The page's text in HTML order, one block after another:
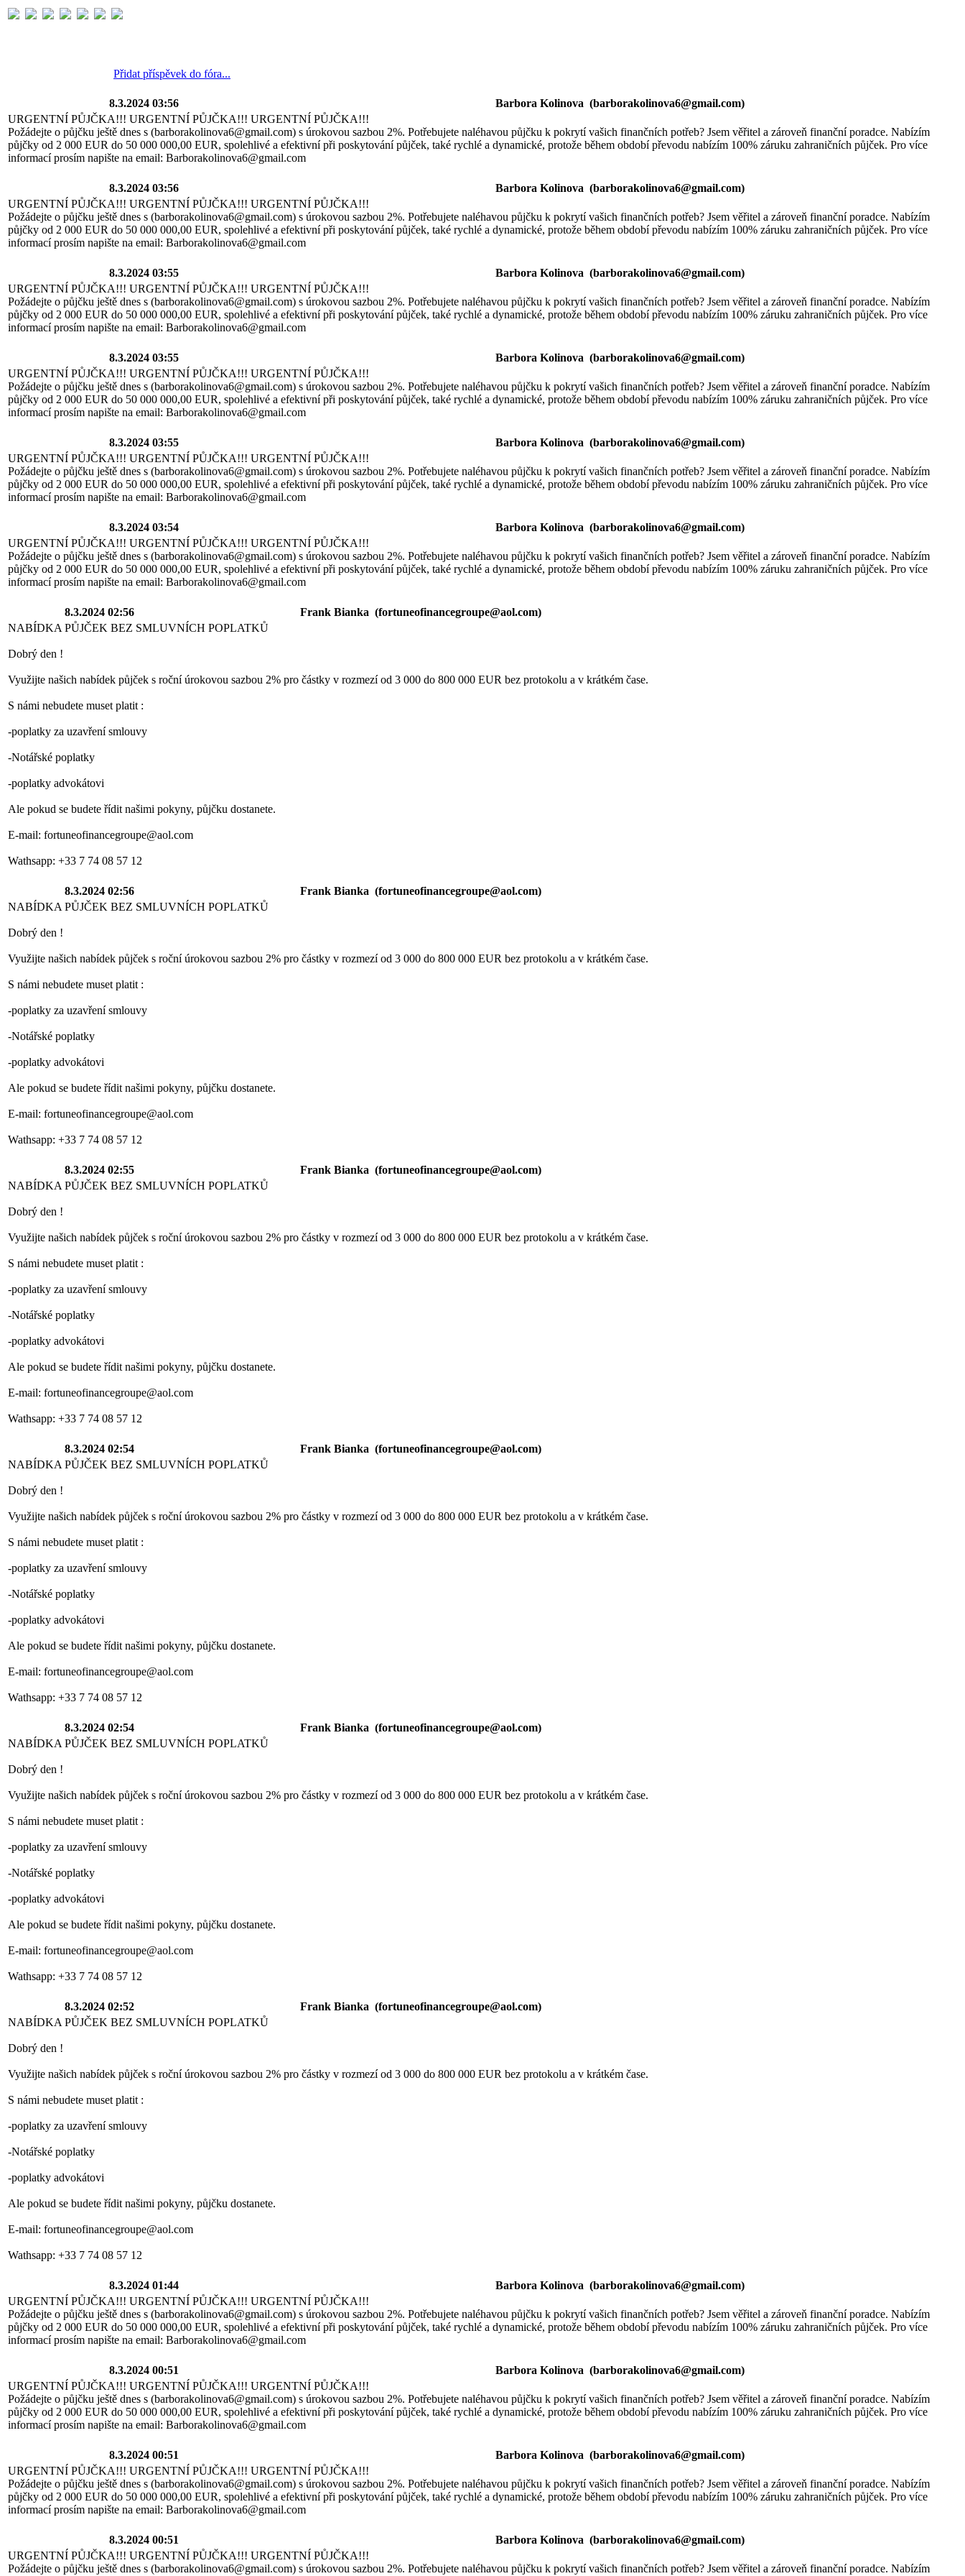
Přidat příspěvek do fóra...
8.3.2024 03:56 Barbora Kolinova (barborakolinova6@gmail.com)
URGENTNÍ PŮJČKA!!! URGENTNÍ PŮJČKA!!! URGENTNÍ PŮJČKA!!!
Požádejte o půjčku ještě dnes s (barborakolinova6@gmail.com) s úrokovou sazbou 2%. Potřebujete naléhavou půjčku k pokrytí vašich finančních potřeb? Jsem věřitel a zároveň finanční poradce. Nabízím
půjčky od 2 000 EUR do 50 000 000,00 EUR, spolehlivé a efektivní při poskytování půjček, také rychlé a dynamické, protože během období převodu nabízím 100% záruku zahraničních půjček. Pro více
informací prosím napište na email: Barborakolinova6@gmail.com
8.3.2024 03:56 Barbora Kolinova (barborakolinova6@gmail.com)
URGENTNÍ PŮJČKA!!! URGENTNÍ PŮJČKA!!! URGENTNÍ PŮJČKA!!!
Požádejte o půjčku ještě dnes s (barborakolinova6@gmail.com) s úrokovou sazbou 2%. Potřebujete naléhavou půjčku k pokrytí vašich finančních potřeb? Jsem věřitel a zároveň finanční poradce. Nabízím
půjčky od 2 000 EUR do 50 000 000,00 EUR, spolehlivé a efektivní při poskytování půjček, také rychlé a dynamické, protože během období převodu nabízím 100% záruku zahraničních půjček. Pro více
informací prosím napište na email: Barborakolinova6@gmail.com
8.3.2024 03:55 Barbora Kolinova (barborakolinova6@gmail.com)
URGENTNÍ PŮJČKA!!! URGENTNÍ PŮJČKA!!! URGENTNÍ PŮJČKA!!!
Požádejte o půjčku ještě dnes s (barborakolinova6@gmail.com) s úrokovou sazbou 2%. Potřebujete naléhavou půjčku k pokrytí vašich finančních potřeb? Jsem věřitel a zároveň finanční poradce. Nabízím
půjčky od 2 000 EUR do 50 000 000,00 EUR, spolehlivé a efektivní při poskytování půjček, také rychlé a dynamické, protože během období převodu nabízím 100% záruku zahraničních půjček. Pro více
informací prosím napište na email: Barborakolinova6@gmail.com
8.3.2024 03:55 Barbora Kolinova (barborakolinova6@gmail.com)
URGENTNÍ PŮJČKA!!! URGENTNÍ PŮJČKA!!! URGENTNÍ PŮJČKA!!!
Požádejte o půjčku ještě dnes s (barborakolinova6@gmail.com) s úrokovou sazbou 2%. Potřebujete naléhavou půjčku k pokrytí vašich finančních potřeb? Jsem věřitel a zároveň finanční poradce. Nabízím
půjčky od 2 000 EUR do 50 000 000,00 EUR, spolehlivé a efektivní při poskytování půjček, také rychlé a dynamické, protože během období převodu nabízím 100% záruku zahraničních půjček. Pro více
informací prosím napište na email: Barborakolinova6@gmail.com
8.3.2024 03:55 Barbora Kolinova (barborakolinova6@gmail.com)
URGENTNÍ PŮJČKA!!! URGENTNÍ PŮJČKA!!! URGENTNÍ PŮJČKA!!!
Požádejte o půjčku ještě dnes s (barborakolinova6@gmail.com) s úrokovou sazbou 2%. Potřebujete naléhavou půjčku k pokrytí vašich finančních potřeb? Jsem věřitel a zároveň finanční poradce. Nabízím
půjčky od 2 000 EUR do 50 000 000,00 EUR, spolehlivé a efektivní při poskytování půjček, také rychlé a dynamické, protože během období převodu nabízím 100% záruku zahraničních půjček. Pro více
informací prosím napište na email: Barborakolinova6@gmail.com
8.3.2024 03:54 Barbora Kolinova (barborakolinova6@gmail.com)
URGENTNÍ PŮJČKA!!! URGENTNÍ PŮJČKA!!! URGENTNÍ PŮJČKA!!!
Požádejte o půjčku ještě dnes s (barborakolinova6@gmail.com) s úrokovou sazbou 2%. Potřebujete naléhavou půjčku k pokrytí vašich finančních potřeb? Jsem věřitel a zároveň finanční poradce. Nabízím
půjčky od 2 000 EUR do 50 000 000,00 EUR, spolehlivé a efektivní při poskytování půjček, také rychlé a dynamické, protože během období převodu nabízím 100% záruku zahraničních půjček. Pro více
informací prosím napište na email: Barborakolinova6@gmail.com
8.3.2024 02:56 Frank Bianka (fortuneofinancegroupe@aol.com)
NABÍDKA PŮJČEK BEZ SMLUVNÍCH POPLATKŮ
Dobrý den !
Využijte našich nabídek půjček s roční úrokovou sazbou 2% pro částky v rozmezí od 3 000 do 800 000 EUR bez protokolu a v krátkém čase.
S námi nebudete muset platit :
-poplatky za uzavření smlouvy
-Notářské poplatky
-poplatky advokátovi
Ale pokud se budete řídit našimi pokyny, půjčku dostanete.
E-mail: fortuneofinancegroupe@aol.com
Wathsapp: +33 7 74 08 57 12
8.3.2024 02:56 Frank Bianka (fortuneofinancegroupe@aol.com)
NABÍDKA PŮJČEK BEZ SMLUVNÍCH POPLATKŮ
Dobrý den !
Využijte našich nabídek půjček s roční úrokovou sazbou 2% pro částky v rozmezí od 3 000 do 800 000 EUR bez protokolu a v krátkém čase.
S námi nebudete muset platit :
-poplatky za uzavření smlouvy
-Notářské poplatky
-poplatky advokátovi
Ale pokud se budete řídit našimi pokyny, půjčku dostanete.
E-mail: fortuneofinancegroupe@aol.com
Wathsapp: +33 7 74 08 57 12
8.3.2024 02:55 Frank Bianka (fortuneofinancegroupe@aol.com)
NABÍDKA PŮJČEK BEZ SMLUVNÍCH POPLATKŮ
Dobrý den !
Využijte našich nabídek půjček s roční úrokovou sazbou 2% pro částky v rozmezí od 3 000 do 800 000 EUR bez protokolu a v krátkém čase.
S námi nebudete muset platit :
-poplatky za uzavření smlouvy
-Notářské poplatky
-poplatky advokátovi
Ale pokud se budete řídit našimi pokyny, půjčku dostanete.
E-mail: fortuneofinancegroupe@aol.com
Wathsapp: +33 7 74 08 57 12
8.3.2024 02:54 Frank Bianka (fortuneofinancegroupe@aol.com)
NABÍDKA PŮJČEK BEZ SMLUVNÍCH POPLATKŮ
Dobrý den !
Využijte našich nabídek půjček s roční úrokovou sazbou 2% pro částky v rozmezí od 3 000 do 800 000 EUR bez protokolu a v krátkém čase.
S námi nebudete muset platit :
-poplatky za uzavření smlouvy
-Notářské poplatky
-poplatky advokátovi
Ale pokud se budete řídit našimi pokyny, půjčku dostanete.
E-mail: fortuneofinancegroupe@aol.com
Wathsapp: +33 7 74 08 57 12
8.3.2024 02:54 Frank Bianka (fortuneofinancegroupe@aol.com)
NABÍDKA PŮJČEK BEZ SMLUVNÍCH POPLATKŮ
Dobrý den !
Využijte našich nabídek půjček s roční úrokovou sazbou 2% pro částky v rozmezí od 3 000 do 800 000 EUR bez protokolu a v krátkém čase.
S námi nebudete muset platit :
-poplatky za uzavření smlouvy
-Notářské poplatky
-poplatky advokátovi
Ale pokud se budete řídit našimi pokyny, půjčku dostanete.
E-mail: fortuneofinancegroupe@aol.com
Wathsapp: +33 7 74 08 57 12
8.3.2024 02:52 Frank Bianka (fortuneofinancegroupe@aol.com)
NABÍDKA PŮJČEK BEZ SMLUVNÍCH POPLATKŮ
Dobrý den !
Využijte našich nabídek půjček s roční úrokovou sazbou 2% pro částky v rozmezí od 3 000 do 800 000 EUR bez protokolu a v krátkém čase.
S námi nebudete muset platit :
-poplatky za uzavření smlouvy
-Notářské poplatky
-poplatky advokátovi
Ale pokud se budete řídit našimi pokyny, půjčku dostanete.
E-mail: fortuneofinancegroupe@aol.com
Wathsapp: +33 7 74 08 57 12
8.3.2024 01:44 Barbora Kolinova (barborakolinova6@gmail.com)
URGENTNÍ PŮJČKA!!! URGENTNÍ PŮJČKA!!! URGENTNÍ PŮJČKA!!!
Požádejte o půjčku ještě dnes s (barborakolinova6@gmail.com) s úrokovou sazbou 2%. Potřebujete naléhavou půjčku k pokrytí vašich finančních potřeb? Jsem věřitel a zároveň finanční poradce. Nabízím
půjčky od 2 000 EUR do 50 000 000,00 EUR, spolehlivé a efektivní při poskytování půjček, také rychlé a dynamické, protože během období převodu nabízím 100% záruku zahraničních půjček. Pro více
informací prosím napište na email: Barborakolinova6@gmail.com
8.3.2024 00:51 Barbora Kolinova (barborakolinova6@gmail.com)
URGENTNÍ PŮJČKA!!! URGENTNÍ PŮJČKA!!! URGENTNÍ PŮJČKA!!!
Požádejte o půjčku ještě dnes s (barborakolinova6@gmail.com) s úrokovou sazbou 2%. Potřebujete naléhavou půjčku k pokrytí vašich finančních potřeb? Jsem věřitel a zároveň finanční poradce. Nabízím
půjčky od 2 000 EUR do 50 000 000,00 EUR, spolehlivé a efektivní při poskytování půjček, také rychlé a dynamické, protože během období převodu nabízím 100% záruku zahraničních půjček. Pro více
informací prosím napište na email: Barborakolinova6@gmail.com
8.3.2024 00:51 Barbora Kolinova (barborakolinova6@gmail.com)
URGENTNÍ PŮJČKA!!! URGENTNÍ PŮJČKA!!! URGENTNÍ PŮJČKA!!!
Požádejte o půjčku ještě dnes s (barborakolinova6@gmail.com) s úrokovou sazbou 2%. Potřebujete naléhavou půjčku k pokrytí vašich finančních potřeb? Jsem věřitel a zároveň finanční poradce. Nabízím
půjčky od 2 000 EUR do 50 000 000,00 EUR, spolehlivé a efektivní při poskytování půjček, také rychlé a dynamické, protože během období převodu nabízím 100% záruku zahraničních půjček. Pro více
informací prosím napište na email: Barborakolinova6@gmail.com
8.3.2024 00:51 Barbora Kolinova (barborakolinova6@gmail.com)
URGENTNÍ PŮJČKA!!! URGENTNÍ PŮJČKA!!! URGENTNÍ PŮJČKA!!!
Požádejte o půjčku ještě dnes s (barborakolinova6@gmail.com) s úrokovou sazbou 2%. Potřebujete naléhavou půjčku k pokrytí vašich finančních potřeb? Jsem věřitel a zároveň finanční poradce. Nabízím